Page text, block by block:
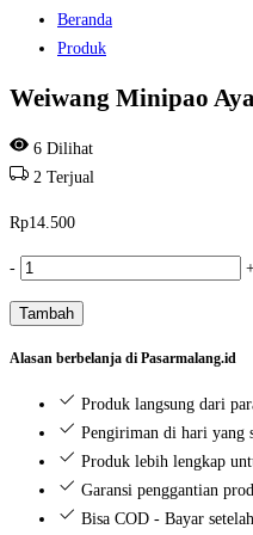
Beranda
Produk
Weiwang Minipao
6 Dilihat
2 Terjual
Rp14.500
- Kuantitas
Minipao
Ayam
Tambah
Alasan berbelanja di Pasarmalang.id
Produk langsung dari
Pengiriman di hari yang
Produk lebih lengkap
Garansi penggantian
Bisa COD - Bayar